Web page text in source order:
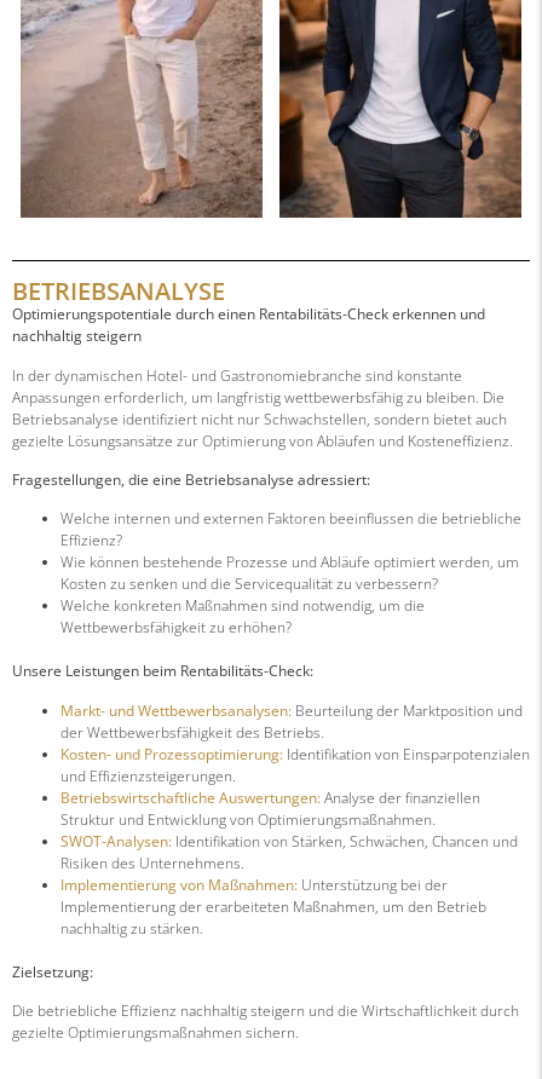
BETRIEBSANALYSE
Optimierungspotentiale durch einen Rentabilitäts-Check erkennen und
nachhaltig steigern
In der dynamischen Hotel- und Gastronomiebranche sind konstante
Anpassungen erforderlich, um langfristig wettbewerbsfähig zu bleiben. Die
Betriebsanalyse identifiziert nicht nur Schwachstellen, sondern bietet auch
gezielte Lösungsansätze zur Optimierung von Abläufen und Kosteneffizienz.
Fragestellungen, die eine Betriebsanalyse adressiert:
Welche internen und externen Faktoren beeinflussen die betriebliche
Effizienz?
Wie können bestehende Prozesse und Abläufe optimiert werden, um
Kosten zu senken und die Servicequalität zu verbessern?
Welche konkreten Maßnahmen sind notwendig, um die
Wettbewerbsfähigkeit zu erhöhen?
Unsere Leistungen beim Rentabilitäts-Check:
Markt- und Wettbewerbsanalysen: Beurteilung der Marktposition und
der Wettbewerbsfähigkeit des Betriebs.
Kosten- und Prozessoptimierung: Identifikation von Einsparpotenzialen
und Effizienzsteigerungen.
Betriebswirtschaftliche Auswertungen:Analyse der finanziellen
Struktur und Entwicklung von Optimierungsmaßnahmen.
SWOT-Analysen: Identifikation von Stärken, Schwächen, Chancen und
Risiken des Unternehmens.
Implementierung von Maßnahmen: Unterstützung bei der
Implementierung der erarbeiteten Maßnahmen, um den Betrieb
nachhaltig zu stärken.
Zielsetzung:
Die betriebliche Effizienz nachhaltig steigern und die Wirtschaftlichkeit durch
gezielte Optimierungsmaßnahmen sichern.